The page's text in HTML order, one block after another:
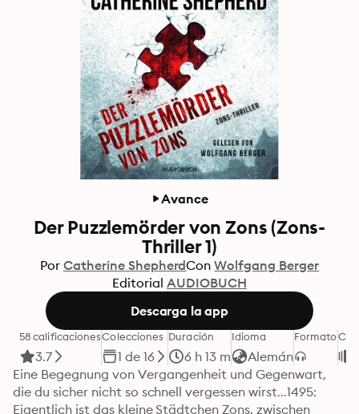
Avance
Der Puzzlemörder von Zons (Zons-
Thriller 1)
Por Catherine ShepherdCon Wolfgang Berger
Editorial AUDIOBUCH
Descarga la app
58 calificaciones
3.7
Colecciones
1 de 16
Duración
6 h 13 m
Idioma
Alemán
Formato
Eine Begegnung von Vergangenheit und Gegenwart,
die du sicher nicht so schnell vergessen wirst...1495:
Eigentlich ist das kleine Städtchen Zons, zwischen